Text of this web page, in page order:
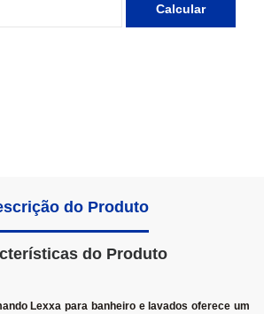
Calcular
do Produto
do Produto
Lexxa para banheiro e lavados oferece um